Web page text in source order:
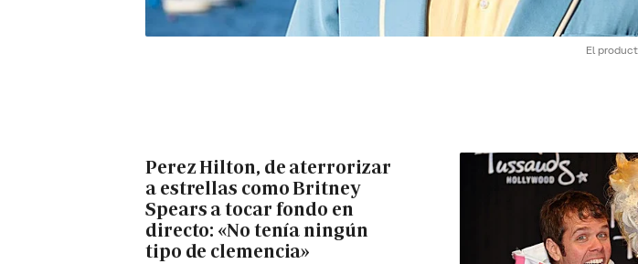
El
Perez Hilton, de aterrorizar
a estrellas como Britney
Spears a tocar fondo en
directo: «No tenía ningún
tipo de clemencia»